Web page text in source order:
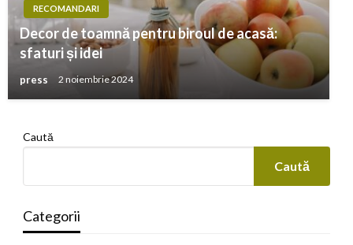
RECOMANDARI
Decor de toamnă pentru biroul de acasă:
sfaturi și idei
press 2 noiembrie 2024
Caută
Caută
Categorii